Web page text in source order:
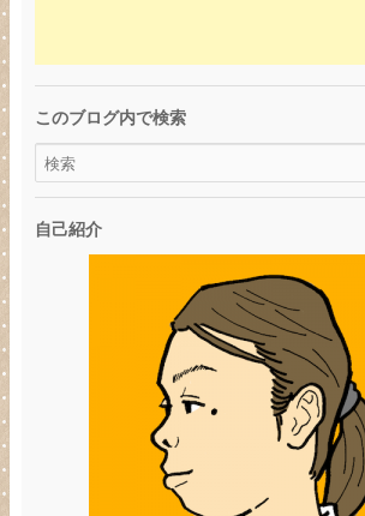
このブログ内で検索
自己紹介